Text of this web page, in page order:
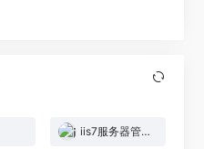
iis7服务器管理工具